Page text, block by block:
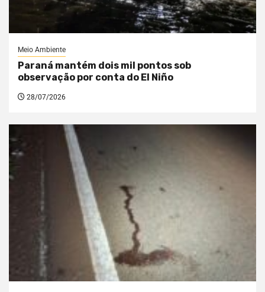
Meio Ambiente
Paraná mantém dois mil pontos sob
observação por conta do El Niño
28/07/2026